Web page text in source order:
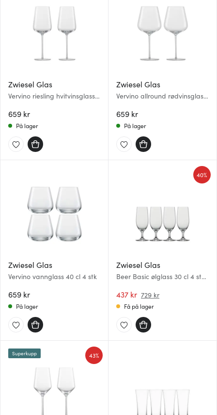
Zwiesel Glas
Vervino riesling hvitvinsglass
659 kr
På lager
Zwiesel Glas
Vervino allround rødvinsglass
659 kr
På lager
Zwiesel Glas
Vervino vannglass 40 cl 4 stk
659 kr
På lager
Zwiesel Glas
Beer Basic ølglass 30 cl 4 stk
437 kr 729 kr
40%
Få på lager
43%
Superkupp